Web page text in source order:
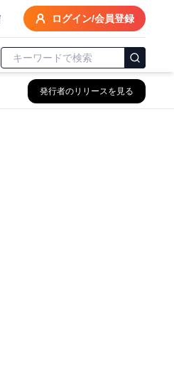
ログイン/会員登録
発行者のリリースを見る